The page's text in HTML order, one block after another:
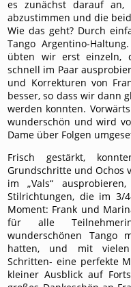
es zunächst darauf
abzustimmen und die
Wie das geht? Durch
Tango Argentino-
übten wir erst einzeln,
schnell im Paar
und Korrekturen von
besser, so dass wir dann
werden konnten.
wunderschön und wird
Dame über Folgen
Frisch gestärkt,
Grundschritte und Ochos
im „Vals“
Stilrichtungen, die im 3/
Moment: Frank und
für alle
wunderschönen
hatten, und mit vielen
Schritten- eine perfekte
kleiner Ausblick auf